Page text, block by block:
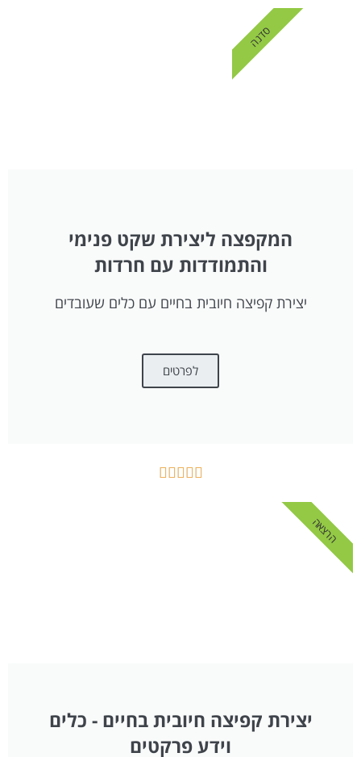
המקפצה ליצירת שקט פנימי
והתמודדות עם חרדות
יצירת קפיצה חיובית בחיים עם כלים שעובדים
לפרטים
סדנה





יצירת קפיצה חיובית בחיים - כלים
וידע פרקטים
הרצאה